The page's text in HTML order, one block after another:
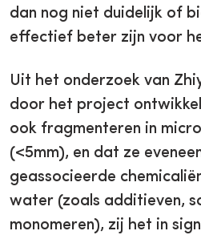
dan nog niet duidelijk of
effectief beter zijn voor
Uit het onderzoek van
door het project
ook fragmenteren in
(<5mm), en dat ze
geassocieerde
water (zoals additieven,
monomeren), zij het in